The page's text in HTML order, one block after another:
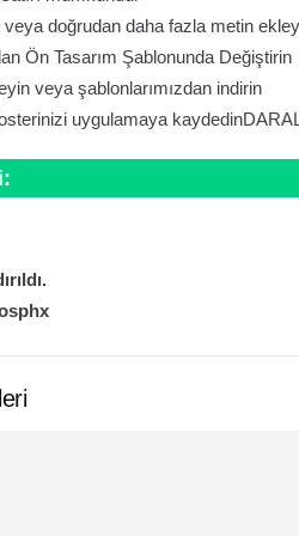
veya doğrudan daha fazla metin
Ön Tasarım Şablonunda Değiştirin
veya şablonlarımızdan indirin
uygulamaya